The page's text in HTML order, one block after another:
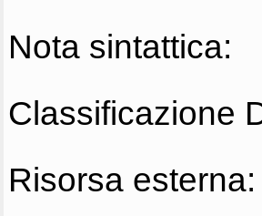
Nota sintattica:
Classificazione
Risorsa esterna: